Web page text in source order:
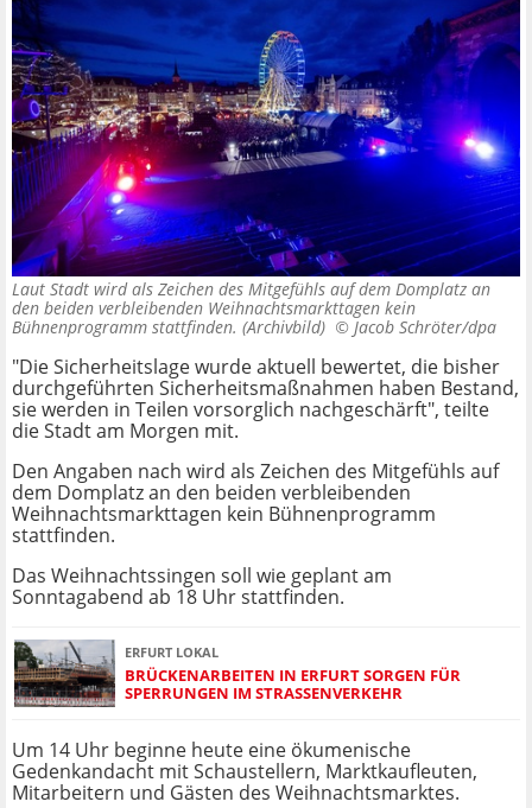
Laut Stadt wird als Zeichen des Mitgefühls auf dem Domplatz an
den beiden verbleibenden Weihnachtsmarkttagen kein
Bühnenprogramm stattfinden. (Archivbild) © Jacob Schröter/dpa
"Die Sicherheitslage wurde aktuell bewertet, die bisher
durchgeführten Sicherheitsmaßnahmen haben Bestand,
sie werden in Teilen vorsorglich nachgeschärft", teilte
die Stadt am Morgen mit.
Den Angaben nach wird als Zeichen des Mitgefühls auf
dem Domplatz an den beiden verbleibenden
Weihnachtsmarkttagen kein Bühnenprogramm
stattfinden.
Das Weihnachtssingen soll wie geplant am
Sonntagabend ab 18 Uhr stattfinden.
ERFURT LOKAL
BRÜCKENARBEITEN IN ERFURT SORGEN FÜR
SPERRUNGEN IM STRASSENVERKEHR
Um 14 Uhr beginne heute eine ökumenische
Gedenkandacht mit Schaustellern, Marktkaufleuten,
Mitarbeitern und Gästen des Weihnachtsmarktes.